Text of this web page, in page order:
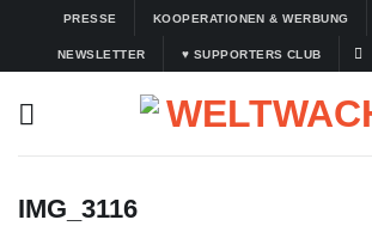
springen
PRESSE KOOPERATIONEN & WERBUNG
NEWSLETTER ♥ SUPPORTERS CLUB
IMG_3116